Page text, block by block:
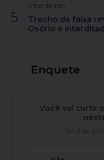
5
Interditado
Trecho da faixa
Osório é
Enquete
Você vai curtir
Total de